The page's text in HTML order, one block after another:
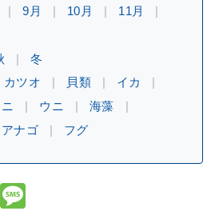
9月 10月
11月
冬
カツオ 貝類
イカ
ウニ
海藻
アナゴ フグ
Line